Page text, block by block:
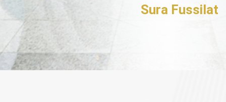
Sura Fussilat